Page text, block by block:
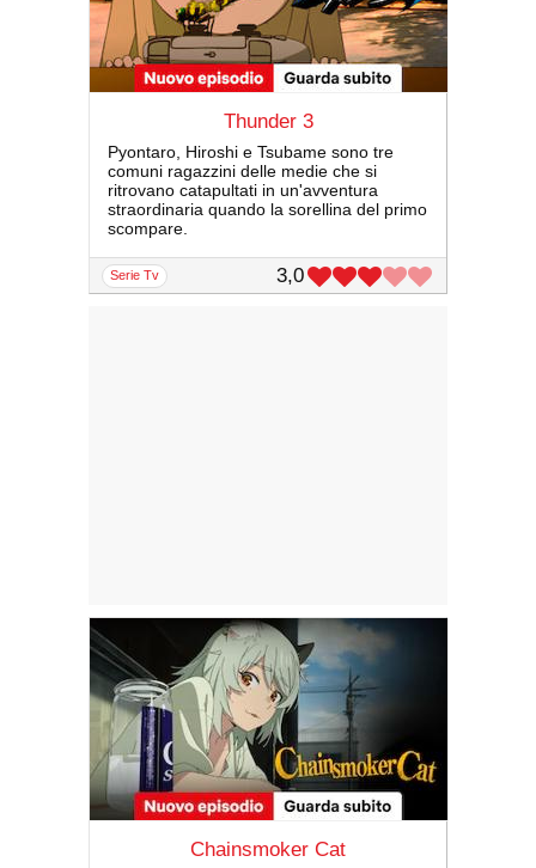
Thunder 3
Pyontaro, Hiroshi e Tsubame sono tre
comuni ragazzini delle medie che si
ritrovano catapultati in un'avventura
straordinaria quando la sorellina del primo
scompare.
serie Tv 3,0
Chainsmoker Cat